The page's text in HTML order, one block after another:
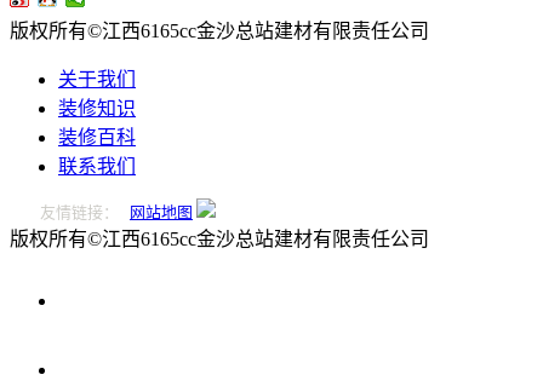
版权所有©江西6165cc金沙总站建材有限责任公司
关于我们
装修知识
装修百科
联系我们
友情链接： 网站地图
版权所有©江西6165cc金沙总站建材有限责任公司